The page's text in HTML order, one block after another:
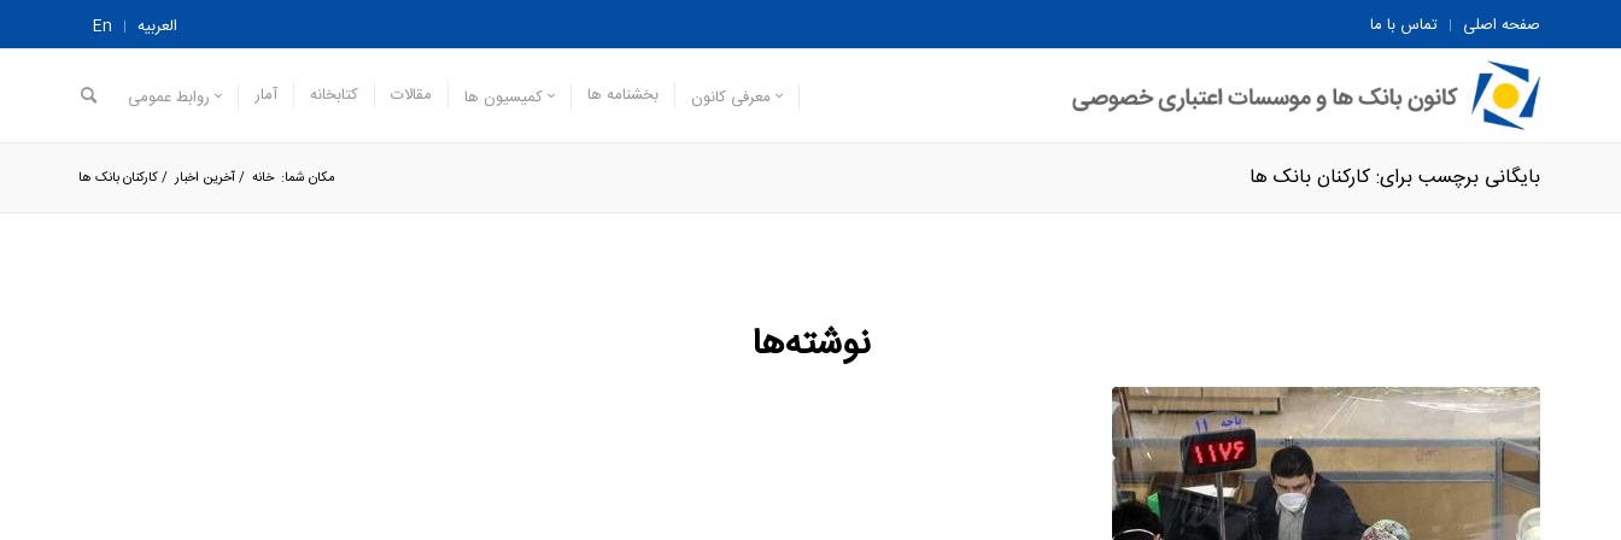
صفحه اصلی تماس با ما العربیه En
معرفی کانون بخشنامه ها کمیسیون ها مقالات کتابخانه آمار روابط عمومی
بایگانی برچسب برای: کارکنان بانک ها مکان شما: خانه /آخرین اخبار /کارکنان بانک ها
نوشته‌ها